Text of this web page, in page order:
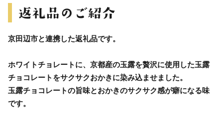
京田辺市と連携した返礼品です。
ホワイトチョレートに、京都産の玉露を贅沢に使用した玉露
チョコレートをサクサクおかきに染み込ませました。
玉露チョコレートの旨味とおかきのサクサク感が癖になる味
です。